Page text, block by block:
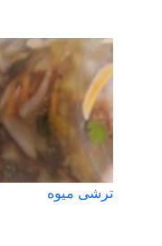
ترشی میوه